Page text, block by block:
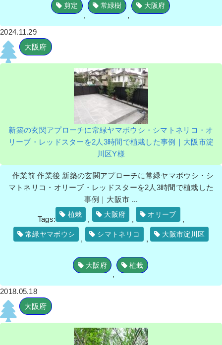
剪定
,
常緑樹
,
大阪府
2024.11.29
大阪府
新築の玄関アプローチに常緑ヤマボウシ・シマトネリコ・オ
リーブ・レッドスターを2人3時間で植栽した事例｜大阪市淀
川区Y様
作業前 作業後 新築の玄関アプローチに常緑ヤマボウシ・シ
マトネリコ・オリーブ・レッドスターを2人3時間で植栽した
事例｜大阪市 ...
Tags:
植栽
,
大阪府
,
オリーブ
,
常緑ヤマボウシ
,
シマトネリコ
,
大阪市淀川区
大阪府
,
植栽
2018.05.18
大阪府